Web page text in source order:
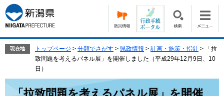
ー
ジ
の
す。
ニ
ュ
ー
し
現在地 トップページ > 分類でさがす > 県政情報 > 計画・施策・指針 >
「拉
致問題を考えるパネル展」を開催しました（平成29年12月9日、10
日）
「拉致問題を考えるパネル展」を開催